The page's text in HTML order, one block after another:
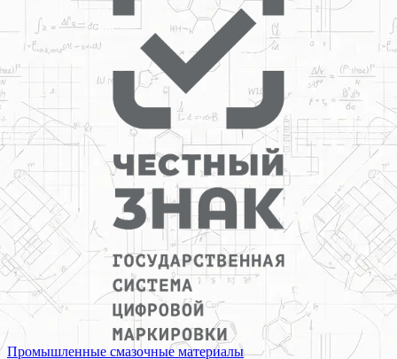
Промышленные смазочные материалы